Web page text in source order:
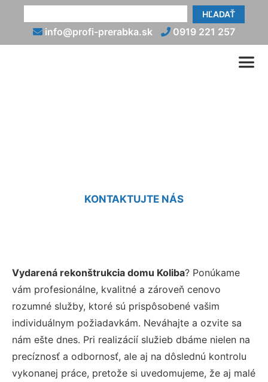
HĽADAŤ
info@profi-prerabka.sk 0919 221 257
KONTAKTUJTE NÁS
Vydarená rekonštrukcia domu Koliba? Ponúkame
vám profesionálne, kvalitné a zároveň cenovo
rozumné služby, ktoré sú prispôsobené vašim
individuálnym požiadavkám. Neváhajte a ozvite sa
nám ešte dnes. Pri realizácií služieb dbáme nielen na
precíznosť a odbornosť, ale aj na dôslednú kontrolu
vykonanej práce, pretože si uvedomujeme, že aj malé